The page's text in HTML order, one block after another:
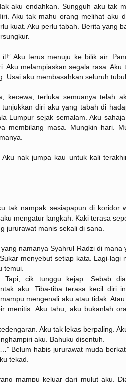
aku endahkan. Sungguh aku tak
Aku tak mahu orang melihat aku
kuat. Aku perlu tabah. Berita yang
Aku terus menuju ke bilik air.
Aku melampiaskan segala rasa.
Usai aku membasahkan seluruh
kecewa, terluka semuanya telah
tunjukkan diri aku yang tabah di
Lumpur sejak semalam. Aku
membilang masa. Mungkin hari.
Aku nak jumpa kau untuk kali
tak nampak sesiapapun di koridor
mengatur langkah. Kaki terasa
jururawat manis sekali di sana.
namanya Syahrul Radzi di mana
menyebut setiap kata. Lagi-lagi
temui.
cik tunggu kejap. Sebab
aku. Tiba-tiba terasa kecil diri
mengenali aku atau tidak.
menitis. Aku tahu, aku bukanlah
Aku tak lekas berpaling.
aku. Bahuku disentuh.
Belum habis jururawat muda
tekad.
mampu keluar dari mulut aku.